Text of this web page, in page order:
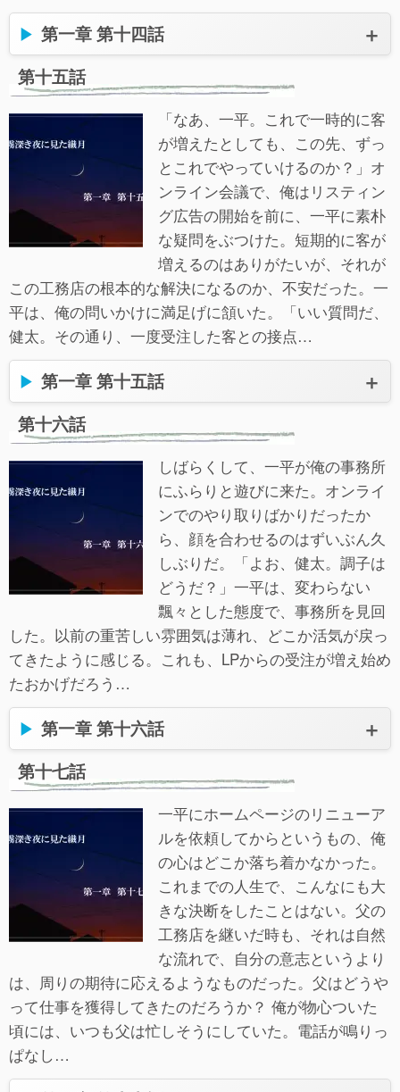
第一章 第十四話
第十五話
「なあ、一平。これで一時的に客
が増えたとしても、この先、ずっ
とこれでやっていけるのか？」オ
ンライン会議で、俺はリスティン
グ広告の開始を前に、一平に素朴
な疑問をぶつけた。短期的に客が
増えるのはありがたいが、それが
この工務店の根本的な解決になるのか、不安だった。一
平は、俺の問いかけに満足げに頷いた。「いい質問だ、
健太。その通り、一度受注した客との接点…
第一章 第十五話
第十六話
しばらくして、一平が俺の事務所
にふらりと遊びに来た。オンライ
ンでのやり取りばかりだったか
ら、顔を合わせるのはずいぶん久
しぶりだ。「よお、健太。調子は
どうだ？」一平は、変わらない
飄々とした態度で、事務所を見回
した。以前の重苦しい雰囲気は薄れ、どこか活気が戻っ
てきたように感じる。これも、LPからの受注が増え始め
たおかげだろう…
第一章 第十六話
第十七話
一平にホームページのリニューア
ルを依頼してからというもの、俺
の心はどこか落ち着かなかった。
これまでの人生で、こんなにも大
きな決断をしたことはない。父の
工務店を継いだ時も、それは自然
な流れで、自分の意志というより
は、周りの期待に応えるようなものだった。父はどうや
って仕事を獲得してきたのだろうか？ 俺が物心ついた
頃には、いつも父は忙しそうにしていた。電話が鳴りっ
ぱなし…